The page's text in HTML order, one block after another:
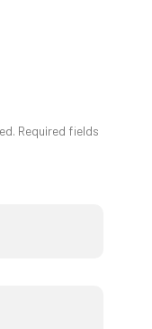
Required fields